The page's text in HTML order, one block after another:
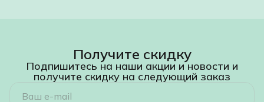
Получите скидку
Подпишитесь на наши акции и новости и
получите скидку на следующий заказ